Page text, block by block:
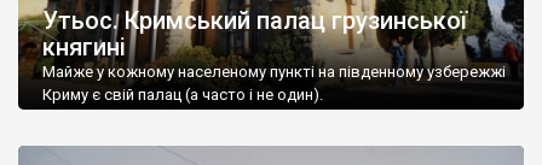
Утьос. Кримський палац грузинської
княгині
Майже у кожному населеному пункті на південному узбережжі
Криму є свій палац (а часто і не один).